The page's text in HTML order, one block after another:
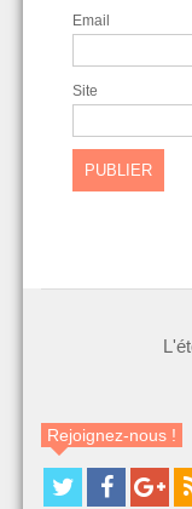
Email
Site
Rejoignez-nous !